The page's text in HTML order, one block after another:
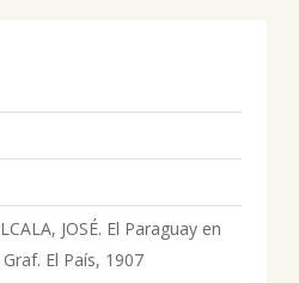
JOSÉ. El Paraguay en
El País, 1907